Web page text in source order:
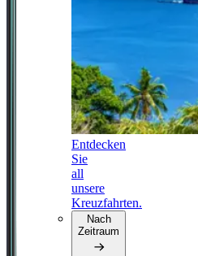
Entdecken
Sie
all
unsere
Kreuzfahrten.
Nach
Zeitraum